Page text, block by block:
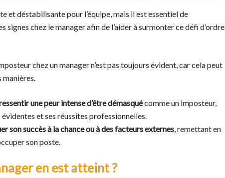
et déstabilisante pour l’équipe, mais il est essentiel de
signes chez le manager afin de l’aider à surmonter ce défi d’ordre
chez un manager n’est pas toujours évident, car cela peut
une peur intense d’être démasquécomme un imposteur,
et ses réussites professionnelles.
son succès à la chance ou à des facteurs externes , remettant en
son poste.
en est atteint ?